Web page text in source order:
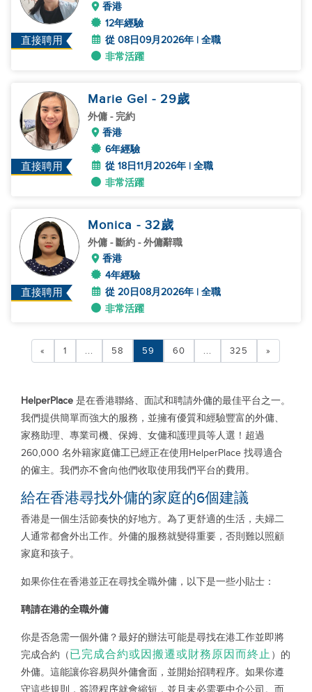
直接聘用
香港
12年經驗
從 08日09月2026年 | 全職
非常活躍
直接聘用
Marie Gel - 29歲
外傭 - 完約
香港
6年經驗
從 18日11月2026年 | 全職
非常活躍
直接聘用
Monica - 32歲
外傭 - 斷約 - 外傭辭職
香港
4年經驗
從 20日08月2026年 | 全職
非常活躍
« 1 ... 58 59 60 ... 325 »
HelperPlace 是在香港聯絡、面試和聘請外傭的最佳平台之一。
我們提供簡單而強大的服務，並擁有優質和經驗豐富的外傭、
家務助理、專業司機、保姆、女傭和護理員等人選！超過
260,000 名外籍家庭傭工已經正在使用HelperPlace 找尋適合
的僱主。我們亦不會向他們收取使用我們平台的費用。
給在香港尋找外傭的家庭的6個建議
香港是一個生活節奏快的好地方。為了更舒適的生活，夫婦二
人通常都會外出工作。外傭的服務就變得重要，否則難以照顧
家庭和孩子。
如果你住在香港並正在尋找全職外傭，以下是一些小貼士：
聘請在港的全職外傭
你是否急需一個外傭？最好的辦法可能是尋找在港工作並即將
完成合約（已完成合約或因搬遷或財務原因而終止）的
外傭。這能讓你容易與外傭會面，並開始招聘程序。如果你遵
守這些規則，簽證程序就會縮短，並且未必需要中介公司。而